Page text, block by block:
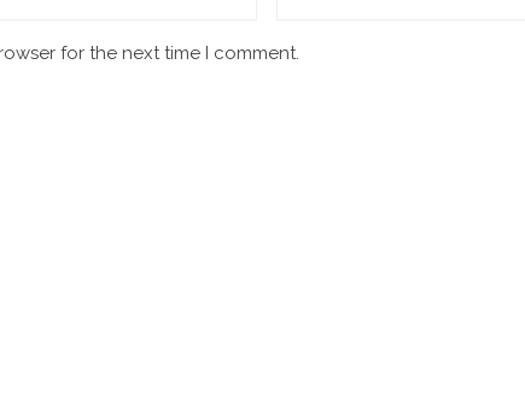
for the next time I comment.